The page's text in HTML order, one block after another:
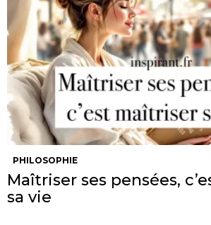
PHILOSOPHIE
Maîtriser ses pensées,
sa vie